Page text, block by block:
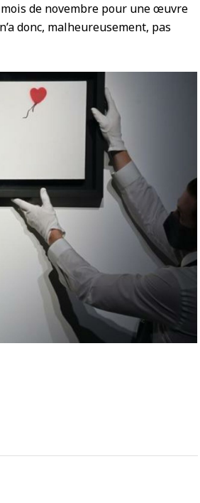
mois de novembre pour une œuvre
donc, malheureusement, pas